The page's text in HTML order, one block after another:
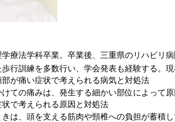
療法学科卒業。卒業後、三重県のリハビリ
行訓練を多数行い、学会発表も経験する。
が痛い症状で考えられる病気と対処法
ての痛みは、発生する細かい部位によって
で考えられる原因と対処法
は、頭を支える筋肉や頸椎への負担が蓄積